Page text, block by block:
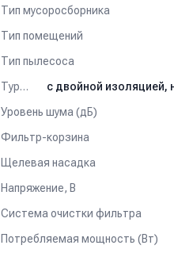
Тип мусоросборника
Тип помещений
Тип пылесоса
Турбина
Уровень шума (дБ)
Фильтр-корзина
Щелевая насадка
Напряжение, В
Система очистки фильтра
Потребляемая мощность (Вт)